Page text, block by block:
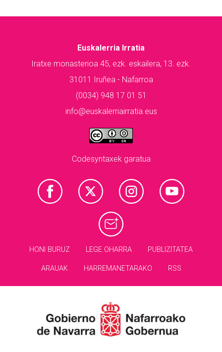
Euskalerria Irratia
Iratxe monasterioa 45, ezk. eskailera, 13. ezk.
31011 Iruñea - Nafarroa
(0034) 948 17 01 51
info@euskalerriairratia.eus
Codesyntaxek garatua
HONI BURUZ LEGE OHARRA PUBLIZITATEA
ARAUAK HARREMANETARAKO RSS